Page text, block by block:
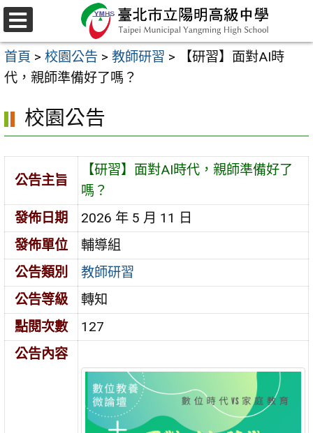
跳
至
主
要
容
區
選
單
首頁 > 校園公告 > 教師研習 >
【研習】面對AI時
代，親師準備好了嗎？
校園公告
公告主旨
【研習】面對AI時代，親師準備好了
嗎？
發佈日期
2026 年 5 月 11 日
發佈單位
輔導組
公告類別
教師研習
公告等級
轉知
點閱次數
127
公告內容